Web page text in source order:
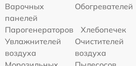
Варочных
панелей
Обогревателей
Парогенераторов
Хлебопечек
Увлажнителей
воздуха
Очистителей
воздуха